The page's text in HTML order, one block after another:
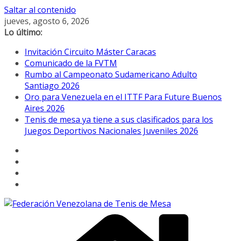
Saltar al contenido
jueves, agosto 6, 2026
Lo último:
Invitación Circuito Máster Caracas
Comunicado de la FVTM
Rumbo al Campeonato Sudamericano Adulto
Santiago 2026
Oro para Venezuela en el ITTF Para Future Buenos
Aires 2026
Tenis de mesa ya tiene a sus clasificados para los
Juegos Deportivos Nacionales Juveniles 2026